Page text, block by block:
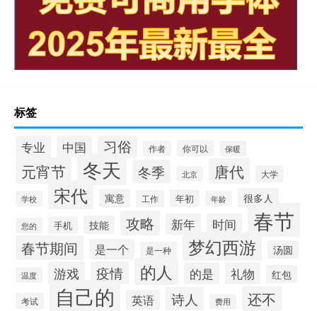
标签
专业 中国 习俗 作者 你可以 保暖
元宵节 冬天 冬季 北京 唐代 大学
学校 宋代 寓意 工作 年初 年龄 很多人
您的 手机 技能 攻略 新年 时间 春节
春节期间 是一个 是一种 梦幻西游 汤圆
温度 游戏 疫情 的人 的是 礼物 红包
考试 自己的 英语 诗人 费用 还不